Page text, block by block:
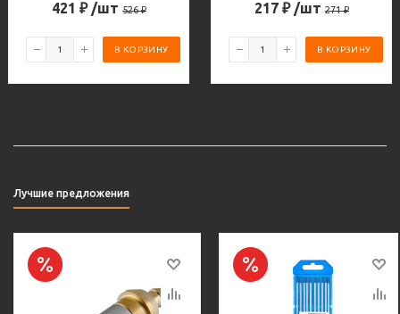
421 ₽ /шт 526₽
В КОРЗИНУ
217 ₽ /шт 271₽
В КОРЗИНУ
Лучшие предложения